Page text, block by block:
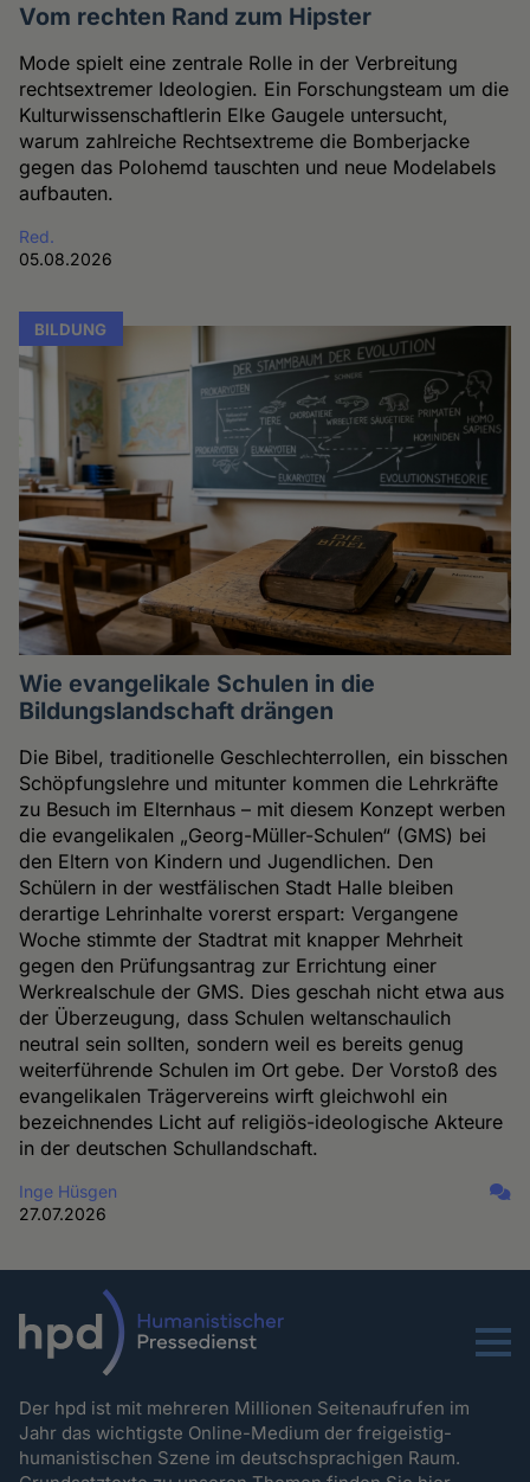
Vom rechten Rand zum Hipster
Mode spielt eine zentrale Rolle in der Verbreitung
rechtsextremer Ideologien. Ein Forschungsteam um die
Kulturwissenschaftlerin Elke Gaugele untersucht,
warum zahlreiche Rechtsextreme die Bomberjacke
gegen das Polohemd tauschten und neue Modelabels
aufbauten.
Red.
05.08.2026
BILDUNG
Wie evangelikale Schulen in die
Bildungslandschaft drängen
Die Bibel, traditionelle Geschlechterrollen, ein bisschen
Schöpfungslehre und mitunter kommen die Lehrkräfte
zu Besuch im Elternhaus – mit diesem Konzept werben
die evangelikalen „Georg-Müller-Schulen“ (GMS) bei
den Eltern von Kindern und Jugendlichen. Den
Schülern in der westfälischen Stadt Halle bleiben
derartige Lehrinhalte vorerst erspart: Vergangene
Woche stimmte der Stadtrat mit knapper Mehrheit
gegen den Prüfungsantrag zur Errichtung einer
Werkrealschule der GMS. Dies geschah nicht etwa aus
der Überzeugung, dass Schulen weltanschaulich
neutral sein sollten, sondern weil es bereits genug
weiterführende Schulen im Ort gebe. Der Vorstoß des
evangelikalen Trägervereins wirft gleichwohl ein
bezeichnendes Licht auf religiös-ideologische Akteure
in der deutschen Schullandschaft.
Inge Hüsgen
27.07.2026
Menu
Der hpd ist mit mehreren Millionen Seitenaufrufen im
Jahr das wichtigste Online-Medium der freigeistig-
humanistischen Szene im deutschsprachigen Raum.